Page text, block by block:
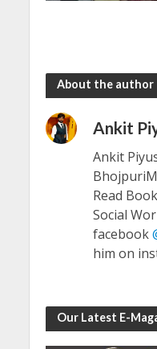
About the author
Ankit
Ankit
Read
Social
facebook
him on
Our Latest E-